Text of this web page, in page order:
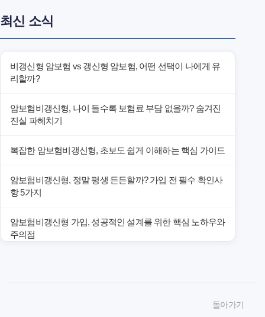
최신 소식
비갱신형 암보험 vs 갱신형 암보험, 어떤 선택이 나에게 유
리할까?
암보험비갱신형, 나이 들수록 보험료 부담 없을까? 숨겨진
진실 파헤치기
복잡한 암보험비갱신형, 초보도 쉽게 이해하는 핵심 가이드
암보험비갱신형, 정말 평생 든든할까? 가입 전 필수 확인사
항 5가지
암보험비갱신형 가입, 성공적인 설계를 위한 핵심 노하우와
주의점
돌아가기